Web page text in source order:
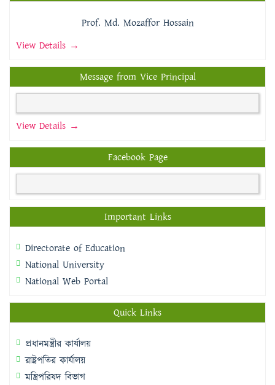
Prof. Md. Mozaffor Hossain
View Details →
Message from Vice Principal
View Details →
Facebook Page
Important Links
Directorate of Education
National University
National Web Portal
Quick Links
প্রধানমন্ত্রীর কার্যালয়
রাষ্ট্রপতির কার্যালয়
মন্ত্রিপরিষদ বিভাগ